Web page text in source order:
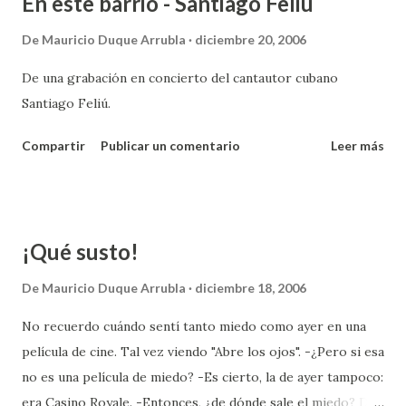
sábado pasado colocaron una de las 50 tapas premiadas en
las botellas que se consumirían en el afamado restaurante
Caracol Radio . Todo este enredo es referente a que si uno
compra gaseosa o cerveza en la tienda del barrio nunca se
De Mauricio Duque Arrubla diciembre 20, 2006
De una grabación en concierto del cantautor cubano
Santiago Feliú.
Compartir Publicar un comentario Leer más
¡Qué susto!
De Mauricio Duque Arrubla diciembre 18, 2006
No recuerdo cuándo sentí tanto miedo como ayer en una
película de cine. Tal vez viendo "Abre los ojos". -¿Pero si esa
no es una película de miedo? -Es cierto, la de ayer tampoco:
era Casino Royale. -Entonces, ¿de dónde sale el miedo? De